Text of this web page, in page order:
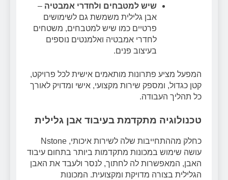
שיש למטבחים ולחדרי אמבטיה –
אבן גלילית משמשת גם לשימושים
פרטיים כמו שיש למטבחים, משטחים
לחדרי אמבטיה ואלמנטים נוספים
בעיצוב פנים.
המפעל מציע פתרונות מותאמים אישית לכל פרויקט,
קטן כגדול, ומספק שירות מקצועי, אישי ומדויק לאורך
כל תהליך העבודה.
טכנולוגיה מתקדמת בעיבוד אבן גלילית
כחלק מההתחייבות שלה לשירות איכותי, Nstone
עושה שימוש במכונות מתקדמות ביותר בתחום עיבוד
האבן, המאפשרות לה לחתוך, לנסר ולעבד את האבן
הגלילית בצורה מדויקת ומקצועית. המכונות